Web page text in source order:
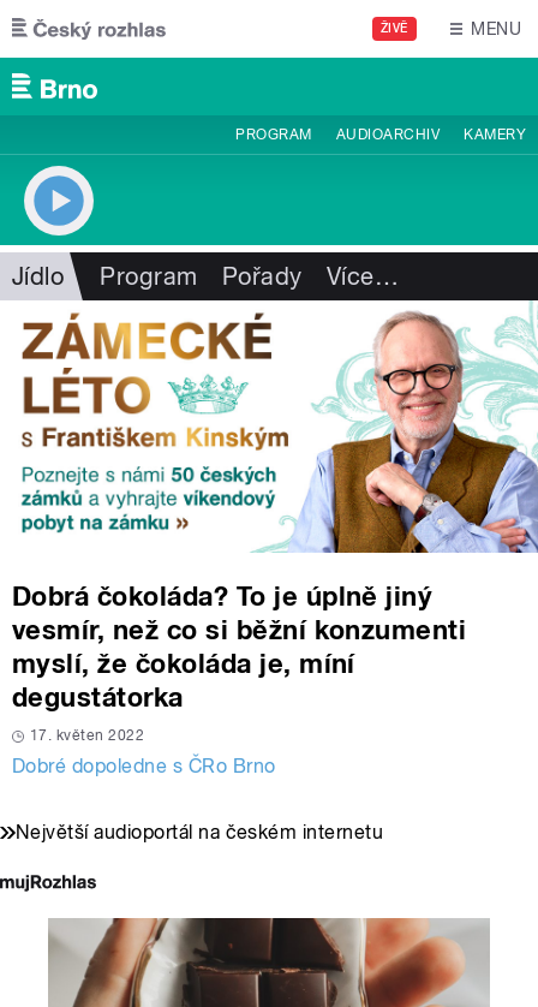
Přejít k hlavnímu obsahu
ŽIVĚ MENU
PROGRAM AUDIOARCHIV KAMERY
Jídlo Program Pořady Více…
Dobrá čokoláda? To je úplně jiný
vesmír, než co si běžní konzumenti
myslí, že čokoláda je, míní
degustátorka
17. květen 2022
Dobré dopoledne s ČRo Brno
Největší audioportál na českém internetu